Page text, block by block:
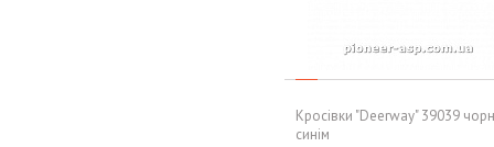
Кросівки "Deerway" 39039
синім